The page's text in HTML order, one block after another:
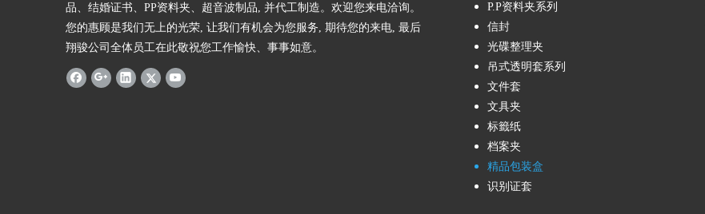
品、结婚证书、PP资料夹、超音波制品, 并代工制造。欢迎您来电洽询。
您的惠顾是我们无上的光荣, 让我们有机会为您服务, 期待您的来电, 最后
翔骏公司全体员工在此敬祝您工作愉快、事事如意。
P.P资料夹系列
信封
光碟整理夹
吊式透明套系列
文件套
文具夹
标籤纸
档案夹
精品包装盒
识别证套